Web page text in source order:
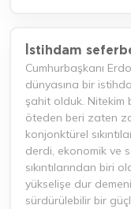
İstihdam
Cumhurbaşkanı
dünyasına bir
şahit olduk. Nitekim
öteden beri zaten
konjonktürel
derdi, ekonomik ve
sıkıntılarından biri
yükselişe dur
sürdürülebilir bir